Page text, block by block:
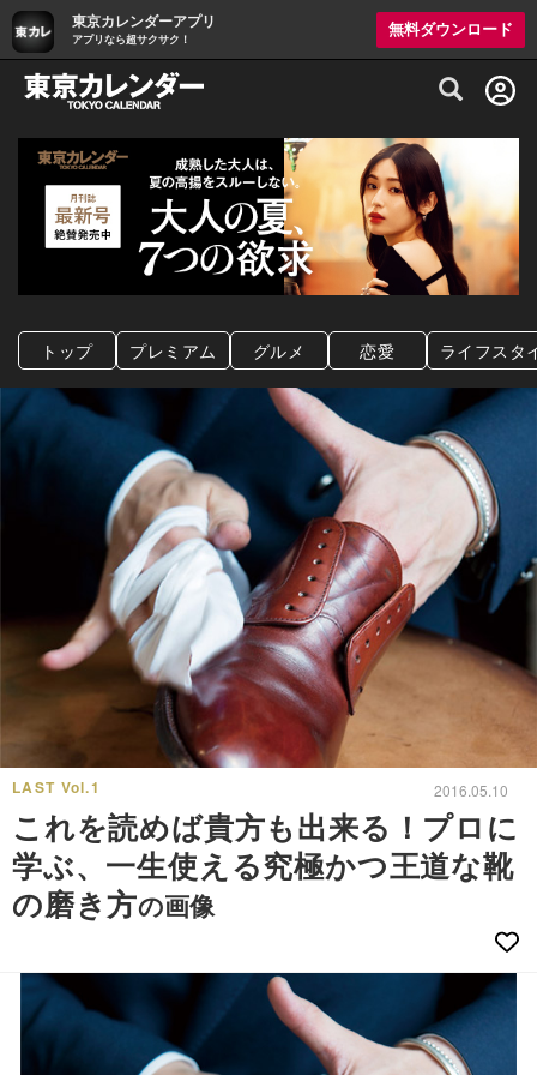
東京カレンダーアプリ
アプリなら超サクサク！
無料ダウンロード
グルメ情報・プレミアムレストラン予約
トップ プレミアム グルメ 恋愛 ライフスタ
LAST Vol.1 2016.05.10
これを読めば貴方も出来る！プロに
学ぶ、一生使える究極かつ王道な靴
の磨き方の画像